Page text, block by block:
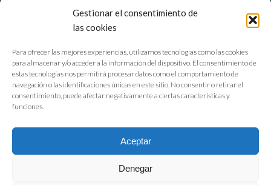
Gestionar el consentimiento de
las cookies
Para ofrecer las mejores experiencias, utilizamos tecnologías como las cookies
para almacenar y/o acceder a la información del dispositivo. El consentimiento de
estas tecnologías nos permitirá procesar datos como el comportamiento de
navegación o las identificaciones únicas en este sitio. No consentir o retirar el
consentimiento, puede afectar negativamente a ciertas características y
funciones.
Aceptar
Denegar